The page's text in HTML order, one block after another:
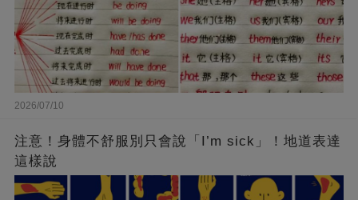
2026/07/10
注意！身體不舒服別只會說「I’m sick」！地道表達
這樣說